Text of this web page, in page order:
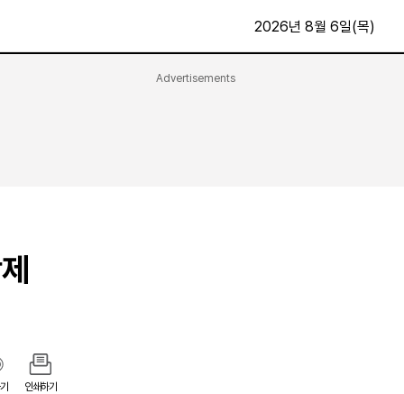
2026년 8월 6일(목)
Advertisements
인쇄하기